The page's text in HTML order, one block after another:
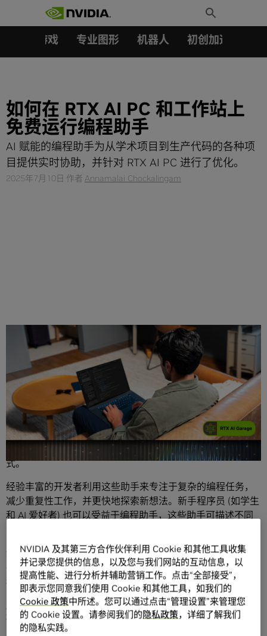
Toggle
Search
游戏 专业图形 机器人 初创加速会员成
如何在 RTX AI PC 和工作站上
免费运行编程助手
AI 赋能的编程助手为从学术项目到生产代码的各种项
目提供实时协助，并针对 RTX AI PC 进行了优化。
2025年7月10日 作者 Annamalai Chockalingam
分享
编程助手 (AI 赋能的助手，可以建议、解释和调试代码) 正在
从根本上改变经验丰富的开发者和新手开发者开发软件的方
式。
经验丰富的开发者利用这些助手来专注于复杂的编程任务，
减少重复性工作，并更快地探索新想法。新手程序员 (如学生
和 AI 爱好者) 也可以受益于编程助手，这些助手可描述不同
编程助手可以在云环境或本地运行。基于云的编程助手可以
在任何地方运行，但存在一些限制，并且需要订阅。本地编
程助手不存在这些问题，但需要高性能硬件才能良好运行。
NVIDIA GeForce RTX GPU可提供高效运行本地助手所需的
硬件加速。
NVIDIA 及其第三方合作伙伴利用 Cookie 和其他工具收集
并记录您提供的信息，以及您与我们网站的互动信息，以
提高性能、进行分析并辅助营销工作。点击“全部接受”，
即表示您同意我们使用 Cookie 和其他工具，如我们的
Cookie 政策中所述。您可以通过点击“管理设置”来管理您
的 Cookie 设置。请参阅我们的隐私政策，详细了解我们
的隐私实践。